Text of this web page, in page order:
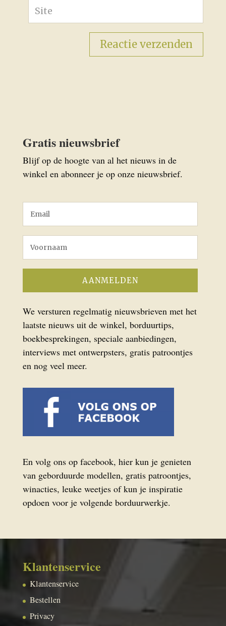
Gratis nieuwsbrief
Blijf op de hoogte van al het nieuws in de
winkel en abonneer je op onze nieuwsbrief.
We versturen regelmatig nieuwsbrieven met het
laatste nieuws uit de winkel, borduurtips,
boekbesprekingen, speciale aanbiedingen,
interviews met ontwerpsters, gratis patroontjes
en nog veel meer.
En volg ons op facebook, hier kun je genieten
van geborduurde modellen, gratis patroontjes,
winacties, leuke weetjes of kun je inspiratie
opdoen voor je volgende borduurwerkje.
Klantenservice
Klantenservice
Bestellen
Privacy